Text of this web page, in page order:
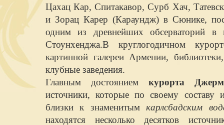
Цахац Кар, Спитакавор, Сурб Хач,
и Зорац Карер (Караундж) в Сюнике,
одним из древнейших обсерваторий в
Стоунхенджа.В круглогодичном
картинной галереи Армении,
клубные заведения.
Главным достоянием курорта
источники, которые по своему составу
близки к знаменитымкарлсбадским
находятся несколько десятков